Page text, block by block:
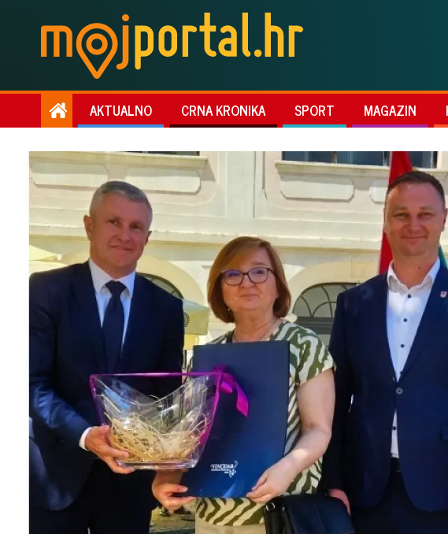
AKTUALNO CRNA KRONIKA SPORT MAGAZIN